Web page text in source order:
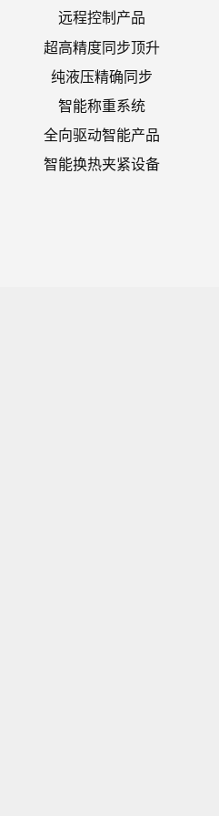
远程控制产品
超高精度同步顶升
纯液压精确同步
智能称重系统
全向驱动智能产品
智能换热夹紧设备